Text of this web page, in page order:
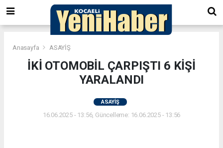
Anasayfa ASAYİŞ
İKİ OTOMOBİL ÇARPIŞTI 6 KİŞİ
YARALANDI
ASAYİŞ
16.06.2025 - 13:56, Güncelleme: 16.06.2025 - 13:56